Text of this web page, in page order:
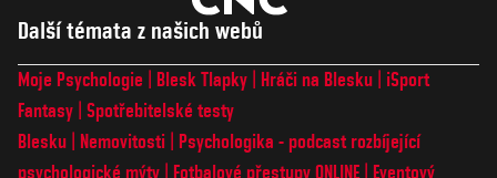
Další témata z našich webů
Moje Psychologie Blesk Tlapky Hráči na Blesku
iSport
Fantasy Spotřebitelské testy
Blesku
Nemovitosti
Psychologika - podcast rozbíjející
psychologické mýty
Fotbalové přestupy ONLINE
Eventový